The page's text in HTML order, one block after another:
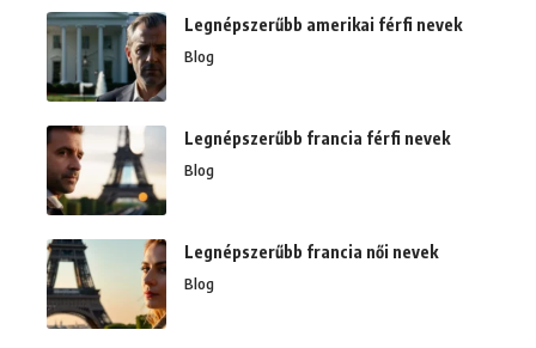
Legnépszerűbb amerikai férfi nevek
Blog
Legnépszerűbb francia férfi nevek
Blog
Legnépszerűbb francia női nevek
Blog